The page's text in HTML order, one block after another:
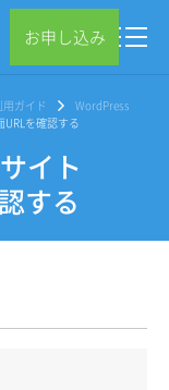
お申し込み
用ガイド
WordPress
を確認する
イト
する